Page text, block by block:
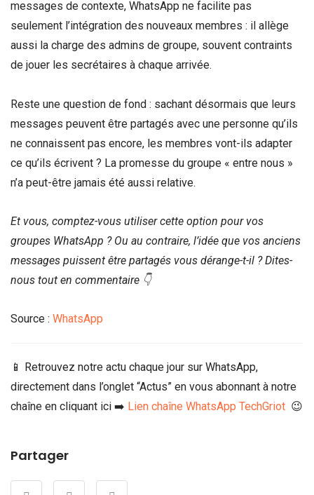
messages de contexte, WhatsApp ne facilite pas
seulement l’intégration des nouveaux membres : il allège
aussi la charge des admins de groupe, souvent contraints
de jouer les secrétaires à chaque arrivée.
Reste une question de fond : sachant désormais que leurs
messages peuvent être partagés avec une personne qu’ils
ne connaissent pas encore, les membres vont-ils adapter
ce qu’ils écrivent ? La promesse du groupe « entre nous »
n’a peut-être jamais été aussi relative.
Et vous, comptez-vous utiliser cette option pour vos
groupes WhatsApp ? Ou au contraire, l’idée que vos anciens
messages puissent être partagés vous dérange-t-il ? Dites-
nous tout en commentaire 👇
Source : WhatsApp
📱 Retrouvez notre actu chaque jour sur WhatsApp,
directement dans l’onglet “Actus” en vous abonnant à notre
chaîne en cliquant ici ➡️ Lien chaîne WhatsApp TechGriot 😉
Partager